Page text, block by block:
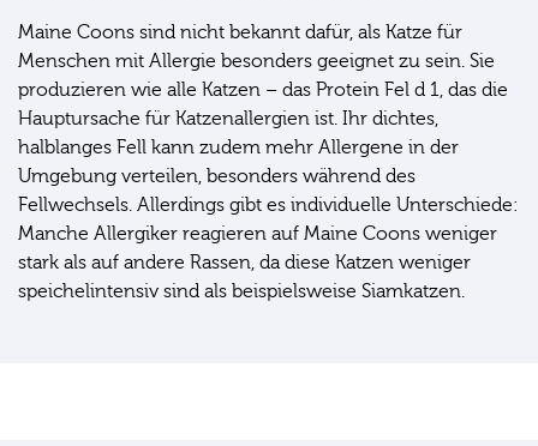
Maine Coons sind nicht bekannt dafür, als Katze für
Menschen mit Allergie besonders geeignet zu sein. Sie
produzieren wie alle Katzen – das Protein Fel d 1, das die
Hauptursache für Katzenallergien ist. Ihr dichtes,
halblanges Fell kann zudem mehr Allergene in der
Umgebung verteilen, besonders während des
Fellwechsels. Allerdings gibt es individuelle Unterschiede:
Manche Allergiker reagieren auf Maine Coons weniger
stark als auf andere Rassen, da diese Katzen weniger
speichelintensiv sind als beispielsweise Siamkatzen.